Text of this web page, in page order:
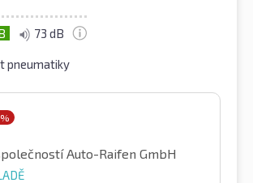
73 dB
pneumatiky
Auto-Raifen GmbH